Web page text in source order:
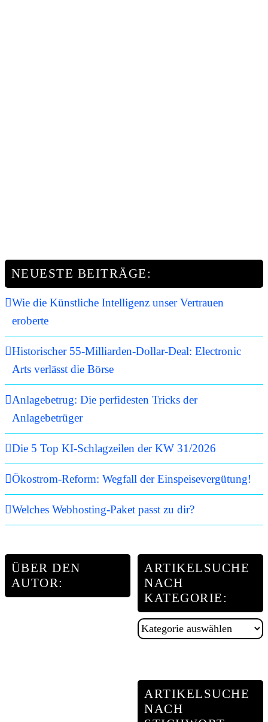
NEUESTE BEITRÄGE:
Wie die Künstliche Intelligenz unser Vertrauen
eroberte
Historischer 55-Milliarden-Dollar-Deal: Electronic
Arts verlässt die Börse
Anlagebetrug: Die perfidesten Tricks der
Anlagebetrüger
Die 5 Top KI-Schlagzeilen der KW 31/2026
Ökostrom-Reform: Wegfall der Einspeisevergütung!
Welches Webhosting-Paket passt zu dir?
ÜBER DEN
AUTOR:
ARTIKELSUCHE
NACH
KATEGORIE:
Artikelsuche
ARTIKELSUCHE
NACH